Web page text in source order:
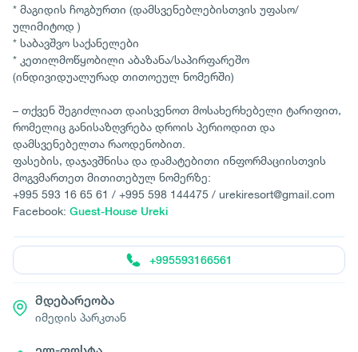
* მაგიდის ჩოგბურთი (დამსვენებლებისთვის უფასო/
ულიმიტოდ )
* საბავშვო საქანელები
* კეთილმოწყობილი აბაზანა/საპირფარეშო
(ინდივიდუალურად თითოეულ ნომერში)
– თქვენ შეგიძლიათ დაისვენოთ მოსახერხებელი ტარიფით,
რომელიც განისაზღვრება დროის პერიოდით და
დამსვენებელთა რაოდენობით.
ფასების, დაჯავშნისა და დამატებითი ინფორმაციისთვის
მოგვმართეთ მითითებულ ნომერზე:
+995 593 16 65 61 / +995 598 144475 / urekiresort@gmail.com
Facebook: Guest-House Ureki
+995593166561
მდებარეობა
იმედის პარკთან